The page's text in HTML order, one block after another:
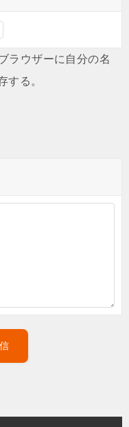
ラウザーに自分の名
する。